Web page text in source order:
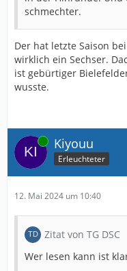
schmechter.
Der hat letzte Saison
wirklich ein Sechser.
ist gebürtiger
wusste.
Online Kiyouu
Erleuchteter
12. Mai 2024 um 10:40
Zitat von TG DSC
Wer lesen kann ist